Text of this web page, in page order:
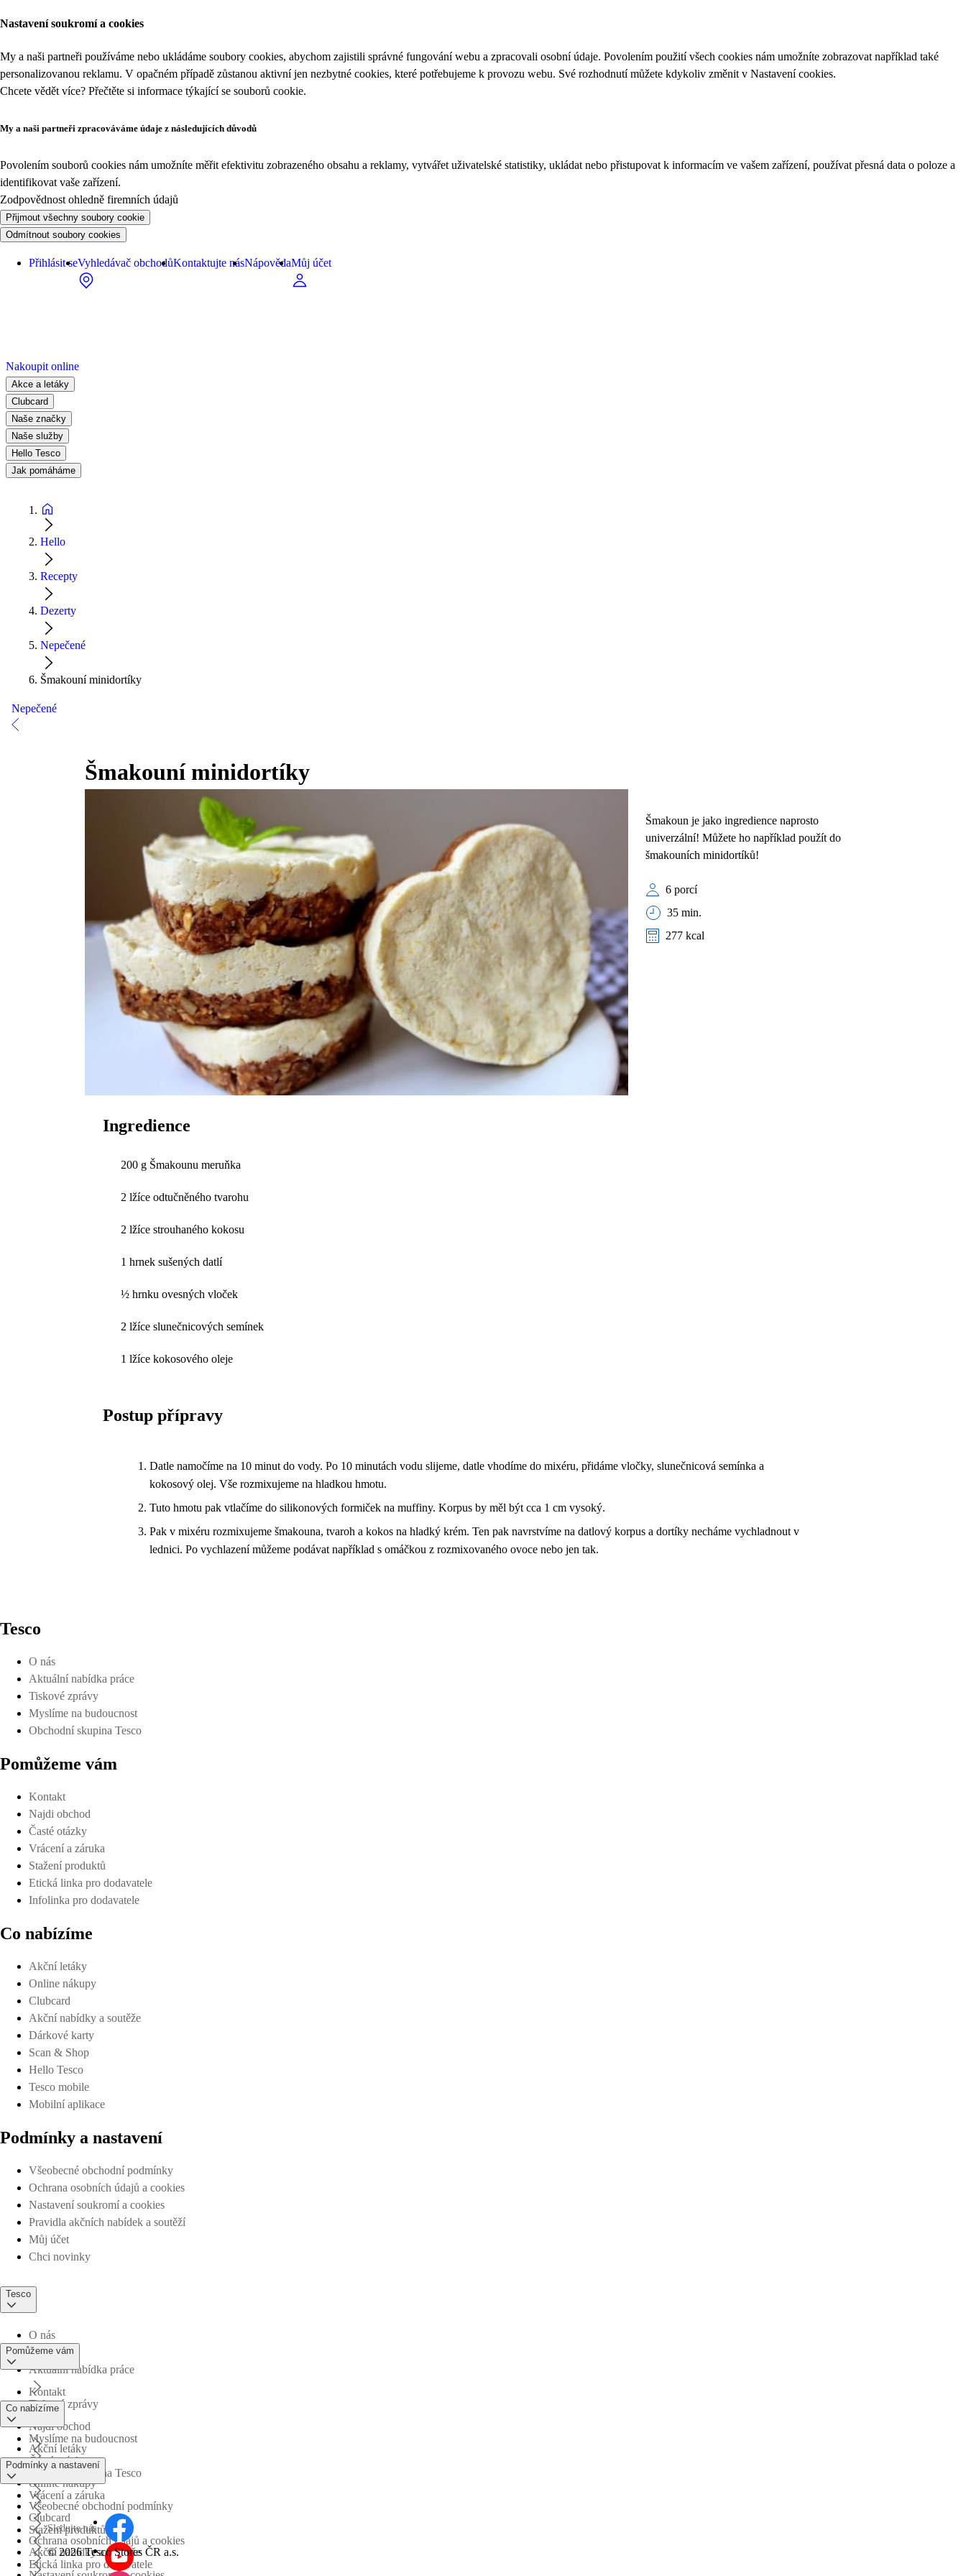
Nastavení soukromí a cookies
My a naši partneři používáme nebo ukládáme soubory cookies, abychom zajistili správné fungování webu a zpracovali osobní údaje. Povolením použití všech cookies nám umožníte zobrazovat například také
personalizovanou reklamu. V opačném případě zůstanou aktivní jen nezbytné cookies, které potřebujeme k provozu webu. Své rozhodnutí můžete kdykoliv změnit v Nastavení cookies.
Chcete vědět více? Přečtěte si informace týkající se souborů cookie.
My a naši partneři zpracováváme údaje z následujících důvodů
Povolením souborů cookies nám umožníte měřit efektivitu zobrazeného obsahu a reklamy, vytvářet uživatelské statistiky, ukládat nebo přistupovat k informacím ve vašem zařízení, používat přesná data o poloze a
identifikovat vaše zařízení.
Zodpovědnost ohledně firemních údajů
Přijmout všechny soubory cookie
Odmítnout soubory cookies
Přihlásit seVyhledávač obchodůKontaktujte násNápovědaMůj účet
Nakoupit online
Akce a letáky
Clubcard
Naše značky
Naše služby
Hello Tesco
Jak pomáháme
Hello
Recepty
Dezerty
Nepečené
Šmakouní minidortíky
Nepečené
Šmakouní minidortíky
Šmakoun je jako ingredience naprosto
univerzální! Můžete ho například použít do
šmakouních minidortíků!
6 porcí
35 min.
277 kcal
Ingredience
200 g Šmakounu meruňka
2 lžíce odtučněného tvarohu
2 lžíce strouhaného kokosu
1 hrnek sušených datlí
½ hrnku ovesných vloček
2 lžíce slunečnicových semínek
1 lžíce kokosového oleje
Postup přípravy
Datle namočíme na 10 minut do vody. Po 10 minutách vodu slijeme, datle vhodíme do mixéru, přidáme vločky, slunečnicová semínka a
kokosový olej. Vše rozmixujeme na hladkou hmotu.
Tuto hmotu pak vtlačíme do silikonových formiček na muffiny. Korpus by měl být cca 1 cm vysoký.
Pak v mixéru rozmixujeme šmakouna, tvaroh a kokos na hladký krém. Ten pak navrstvíme na datlový korpus a dortíky necháme vychladnout v
lednici. Po vychlazení můžeme podávat například s omáčkou z rozmixovaného ovoce nebo jen tak.
Tesco
O nás
Aktuální nabídka práce
Tiskové zprávy
Myslíme na budoucnost
Obchodní skupina Tesco
Pomůžeme vám
Kontakt
Najdi obchod
Časté otázky
Vrácení a záruka
Stažení produktů
Etická linka pro dodavatele
Infolinka pro dodavatele
Co nabízíme
Akční letáky
Online nákupy
Clubcard
Akční nabídky a soutěže
Dárkové karty
Scan & Shop
Hello Tesco
Tesco mobile
Mobilní aplikace
Podmínky a nastavení
Všeobecné obchodní podmínky
Ochrana osobních údajů a cookies
Nastavení soukromí a cookies
Pravidla akčních nabídek a soutěží
Můj účet
Chci novinky
Tesco
O nás
Aktuální nabídka práce
Tiskové zprávy
Myslíme na budoucnost
Obchodní skupina Tesco
Pomůžeme vám
Kontakt
Najdi obchod
Časté otázky
Vrácení a záruka
Stažení produktů
Etická linka pro dodavatele
Co nabízíme
Akční letáky
Online nákupy
Clubcard
Akční nabídky a soutěže
Podmínky a nastavení
Všeobecné obchodní podmínky
Ochrana osobních údajů a cookies
Sledujte nás
© 2026 Tesco Stores ČR a.s.